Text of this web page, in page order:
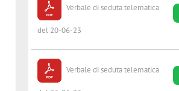
Verbale di seduta telematica
del 20-06-23
Verbale di seduta telematica